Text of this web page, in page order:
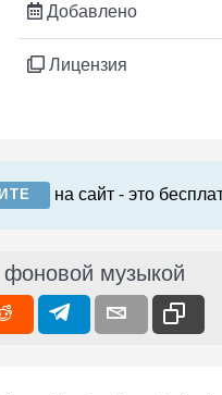
Добавлено
Лицензия
на сайт - это
фоновой музыкой